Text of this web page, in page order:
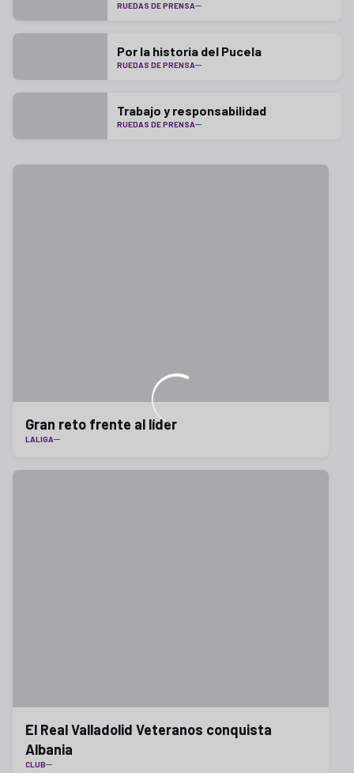
RUEDAS DE PRENSA
Por la historia del Pucela
RUEDAS DE PRENSA
Trabajo y responsabilidad
RUEDAS DE PRENSA
Gran reto frente al líder
LALIGA
El Real Valladolid Veteranos conquista
Albania
CLUB